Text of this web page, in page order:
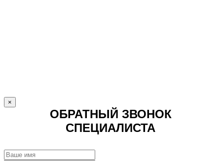
×
ОБРАТНЫЙ ЗВОНОК
СПЕЦИАЛИСТА